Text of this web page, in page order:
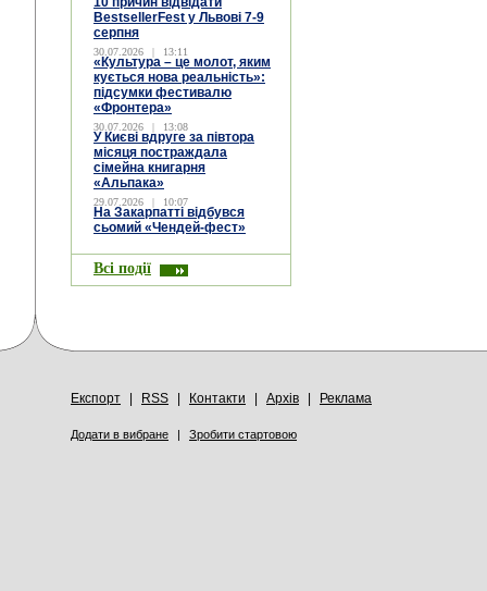
BestsellerFest у Львові 7-9
серпня
30.07.2026 | 13:11
«Культура – це молот, яким
кується нова реальність»:
підсумки фестивалю
«Фронтера»
30.07.2026 | 13:08
У Києві вдруге за півтора
місяця постраждала
сімейна книгарня
«Альпака»
29.07.2026 | 10:07
На Закарпатті відбувся
сьомий «Чендей-фест»
Всі події
Експорт RSS Контакти Архів Реклама
Додати в вибране | Зробити стартовою